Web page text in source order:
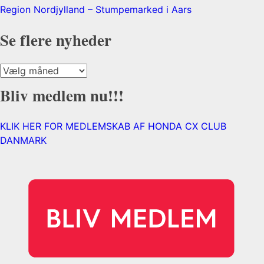
Region Nordjylland – Stumpemarked i Aars
Se flere nyheder
Se
nyheder
Bliv medlem nu!!!
KLIK HER FOR MEDLEMSKAB AF HONDA CX CLUB
DANMARK